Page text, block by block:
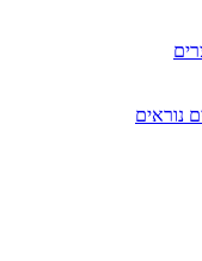
נוראים